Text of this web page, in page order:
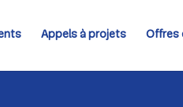
Appels à projets Offres